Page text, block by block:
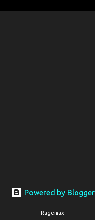
Powered by Blogger
Ragemax